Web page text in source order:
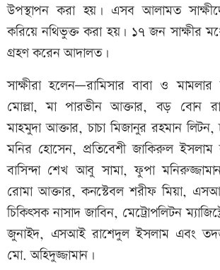
উপস্থাপন করা হয়। এসব আলামত
করিয়ে নথিভুক্ত করা হয়। ১৭ জন সাক্ষীর
গ্রহণ করেন আদালত।
সাক্ষীরা হলেন—রামিসার বাবা ও মামলার
মোল্লা, মা পারভীন আক্তার, বড় বোন
মাহমুদা আক্তার, চাচা মিজানুর রহমান লিটন,
মনির হোসেন, প্রতিবেশী জাকিরুল ইসলাম
বাসিন্দা শেখ আবু সামা, ফুপা
রোমা আক্তার, কনস্টেবল শরীফ মিয়া,
চিকিৎসক নাসাদ জাবিন, মেট্রোপলিটন
জুনাইদ, এসআই রাশেদুল ইসলাম এবং
মো. অহিদুজ্জামান।